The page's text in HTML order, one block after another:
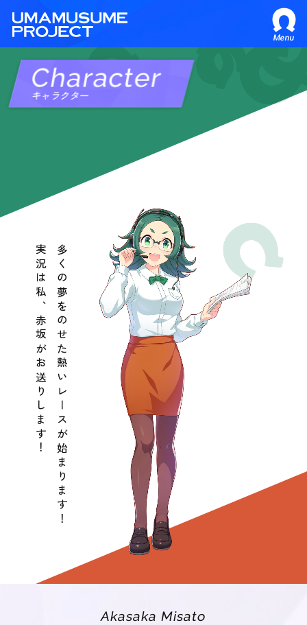
Menu
Character
キャラクター
多くの夢をのせた熱いレースが始まります！
実況は私、赤坂がお送りします！
Akasaka Misato